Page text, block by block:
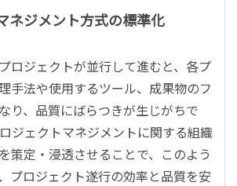
ネジメント方式の標準化
ロジェクトが並行して進むと、各プ
手法や使用するツール、成果物のフ
り、品質にばらつきが生じがちで
ジェクトマネジメントに関する組織
策定・浸透させることで、このよう
プロジェクト遂行の効率と品質を安